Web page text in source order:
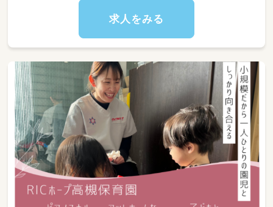
■おやつ作りなどのクッキング【主な仕事内容】
●お子さまへの療育支援
●活動記録の作成
●保護者さまとの連携・サポート
求人をみる